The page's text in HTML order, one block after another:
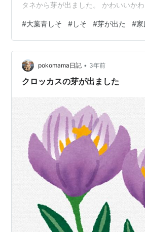
タネから芽が出ました。 かわいいか
写真は発芽２日目。 こちらは大葉の種
けた小さな苗ポット に 蒔いたバジル
古いのでダメもとで撒きましたが 芽
蒔いたミツバはまだ芽が出ません。 （
葉青しそは ＧＷの初めに種まきをし
#大葉青しそ #しそ #芽が出た #家
pokomama日記 • 3年前
クロッカスの芽が出ました